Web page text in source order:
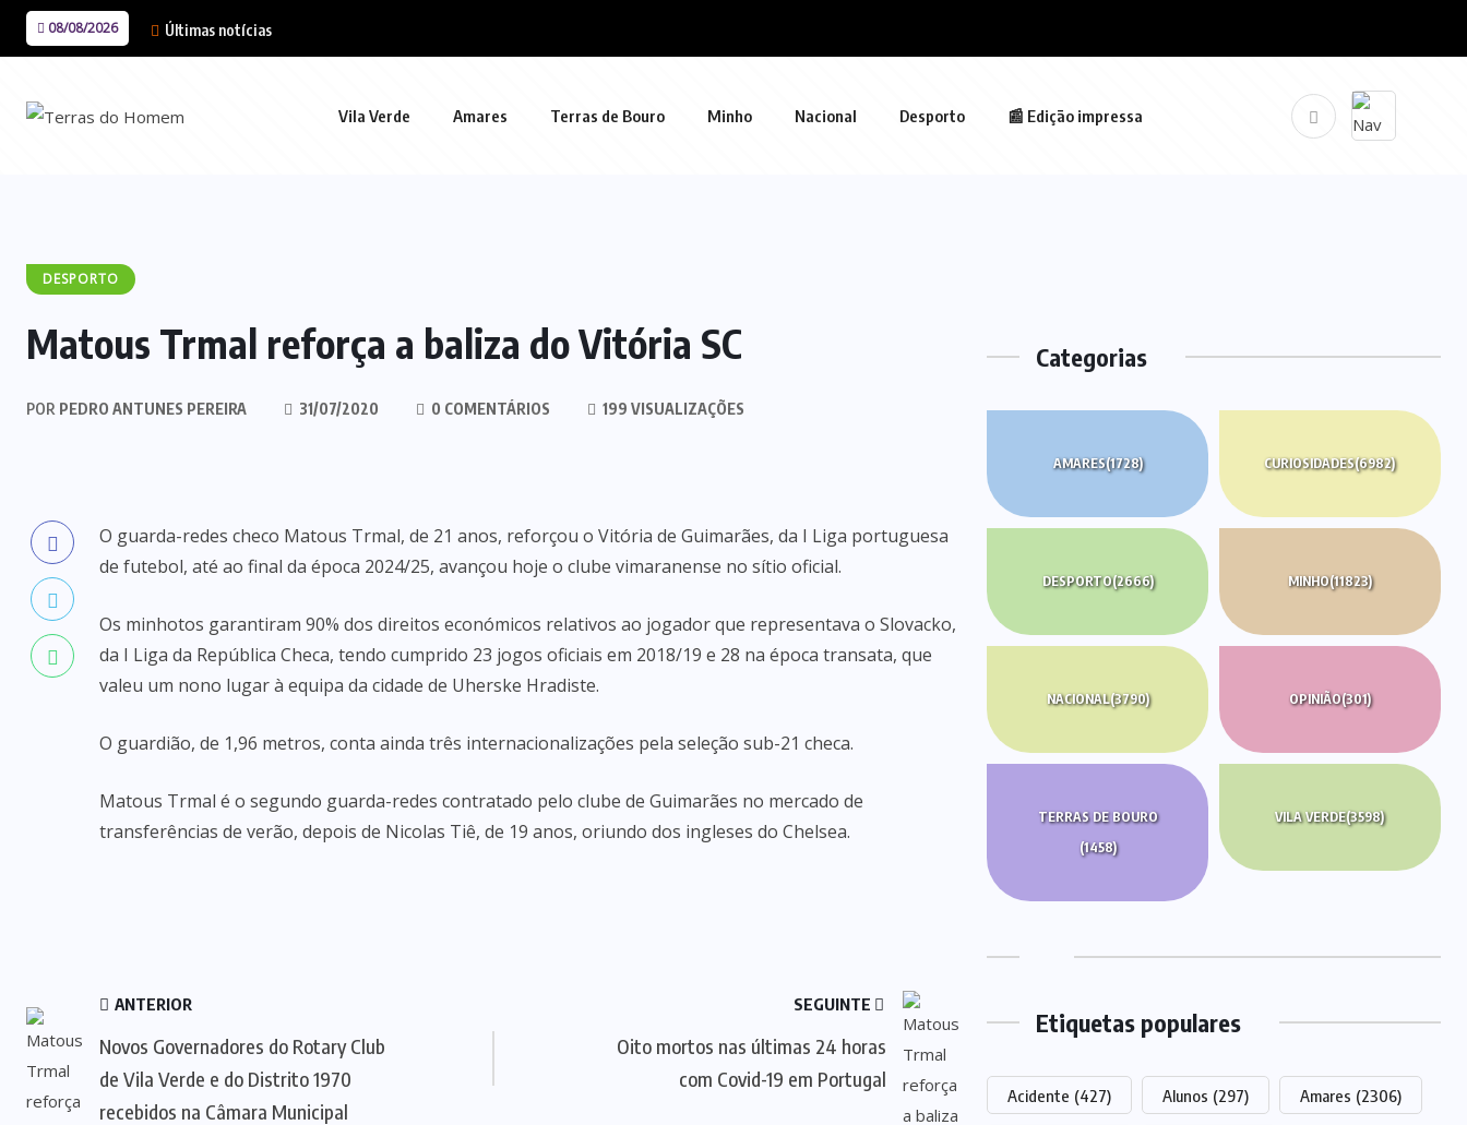
08/08/2026 Últimas notícias
Vila Verde Amares Terras de Bouro Minho Nacional Desporto 📰 Edição impressa
DESPORTO
Matous Trmal reforça a baliza do Vitória SC
POR PEDRO ANTUNES PEREIRA 31/07/2020 0 COMENTÁRIOS 199 VISUALIZAÇÕES
O guarda-redes checo Matous Trmal, de 21 anos, reforçou o Vitória de Guimarães, da I Liga portuguesa
de futebol, até ao final da época 2024/25, avançou hoje o clube vimaranense no sítio oficial.
Os minhotos garantiram 90% dos direitos económicos relativos ao jogador que representava o Slovacko,
da I Liga da República Checa, tendo cumprido 23 jogos oficiais em 2018/19 e 28 na época transata, que
valeu um nono lugar à equipa da cidade de Uherske Hradiste.
O guardião, de 1,96 metros, conta ainda três internacionalizações pela seleção sub-21 checa.
Matous Trmal é o segundo guarda-redes contratado pelo clube de Guimarães no mercado de
transferências de verão, depois de Nicolas Tiê, de 19 anos, oriundo dos ingleses do Chelsea.
ANTERIOR
Novos Governadores do Rotary Club
de Vila Verde e do Distrito 1970
recebidos na Câmara Municipal
SEGUINTE
Oito mortos nas últimas 24 horas
com Covid-19 em Portugal
Categorias
AMARES(1728) CURIOSIDADES(6982)
DESPORTO(2666) MINHO(11823)
NACIONAL(3790) OPINIÃO(301)
TERRAS DE BOURO
(1458)
VILA VERDE(3598)
Etiquetas populares
Acidente (427) Alunos (297) Amares (2306)